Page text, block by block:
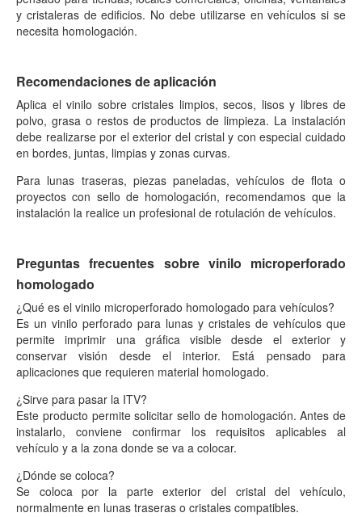
y cristaleras de edificios. No debe utilizarse en vehículos si se
necesita homologación.
Recomendaciones de aplicación
Aplica el vinilo sobre cristales limpios, secos, lisos y libres de
polvo, grasa o restos de productos de limpieza. La instalación
debe realizarse por el exterior del cristal y con especial cuidado
en bordes, juntas, limpias y zonas curvas.
Para lunas traseras, piezas paneladas, vehículos de flota o
proyectos con sello de homologación, recomendamos que la
instalación la realice un profesional de rotulación de vehículos.
Preguntas frecuentes sobre vinilo microperforado
homologado
¿Qué es el vinilo microperforado homologado para vehículos?
Es un vinilo perforado para lunas y cristales de vehículos que
permite imprimir una gráfica visible desde el exterior y
conservar visión desde el interior. Está pensado para
aplicaciones que requieren material homologado.
¿Sirve para pasar la ITV?
Este producto permite solicitar sello de homologación. Antes de
instalarlo, conviene confirmar los requisitos aplicables al
vehículo y a la zona donde se va a colocar.
¿Dónde se coloca?
Se coloca por la parte exterior del cristal del vehículo,
normalmente en lunas traseras o cristales compatibles.